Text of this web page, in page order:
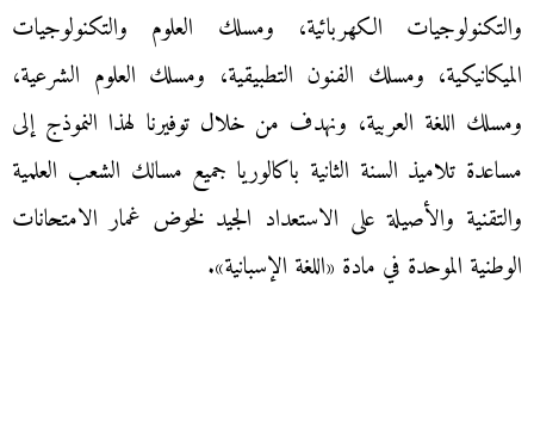
والتكنولوجيات الكهربائية، ومسلك العلوم والتكنولوجيات
الميكانيكية، ومسلك الفنون التطبيقية، ومسلك العلوم الشرعية،
ومسلك اللغة العربية، ونهدف من خلال توفيرنا لهذا النموذج إلى
مساعدة تلاميذ السنة الثانية باكالوريا جميع مسالك الشعب العلمية
والتقنية والأصيلة على الاستعداد الجيد لخوض غمار الامتحانات
الوطنية الموحدة في مادة «اللغة الإسبانية».